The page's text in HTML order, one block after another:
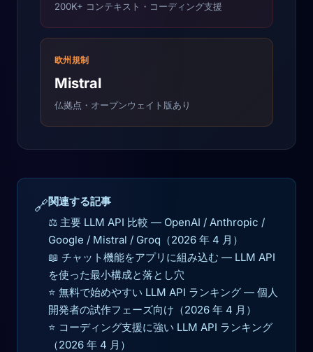
200K+ コンテキスト・コーディング支援
欧州規制
Mistral
仏拠点・オープンウェイト版あり
🔗関連する記事
⚖️ 主要 LLM API 比較 — OpenAI / Anthropic /
Google / Mistral / Groq（2026 年 4 月）
📖 チャット機能をアプリに組み込む — LLM API
を使った最小構成と落とし穴
⭐ 無料で始めやすい LLM API ランキング — 個人
開発者の試作フェーズ向け（2026 年 4 月）
⭐ コーディング支援に強い LLM API ランキング
（2026 年 4 月）